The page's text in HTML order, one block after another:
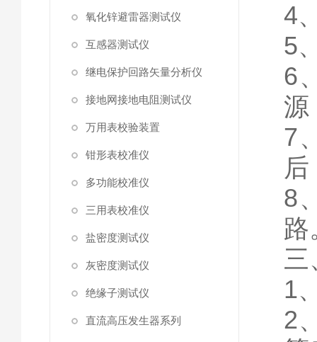
氧化锌避雷器测试仪
互感器测试仪
继电保护回路矢量分析仪
接地网接地电阻测试仪
万用表校验装置
钳形表校准仪
多功能校准仪
三用表校准仪
盐密度测试仪
灰密度测试仪
绝缘子测试仪
直流高压发生器系列
4
5
6
源
7
8
路
三
1
2